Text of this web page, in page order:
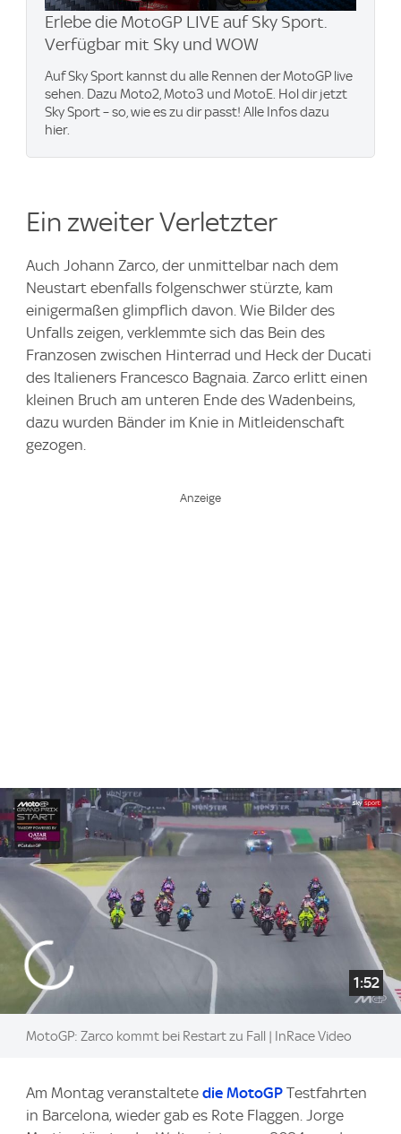
Erlebe die MotoGP LIVE auf Sky Sport.
Verfügbar mit Sky und WOW
Auf Sky Sport kannst du alle Rennen der MotoGP live
sehen. Dazu Moto2, Moto3 und MotoE. Hol dir jetzt
Sky Sport – so, wie es zu dir passt! Alle Infos dazu
hier.
Ein zweiter Verletzter
Auch Johann Zarco, der unmittelbar nach dem
Neustart ebenfalls folgenschwer stürzte, kam
einigermaßen glimpflich davon. Wie Bilder des
Unfalls zeigen, verklemmte sich das Bein des
Franzosen zwischen Hinterrad und Heck der Ducati
des Italieners Francesco Bagnaia. Zarco erlitt einen
kleinen Bruch am unteren Ende des Wadenbeins,
dazu wurden Bänder im Knie in Mitleidenschaft
gezogen.
1:52
MotoGP: Zarco kommt bei Restart zu Fall | InRace Video
Am Montag veranstaltete die MotoGP Testfahrten
in Barcelona, wieder gab es Rote Flaggen. Jorge